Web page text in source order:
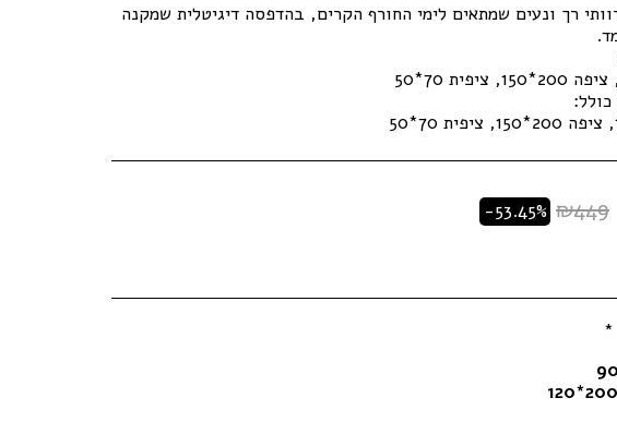
רך ונעים שמתאים לימי החורף הקרים, בהדפסה דיגיטלית שמקנה
₪449
-53.45%
*